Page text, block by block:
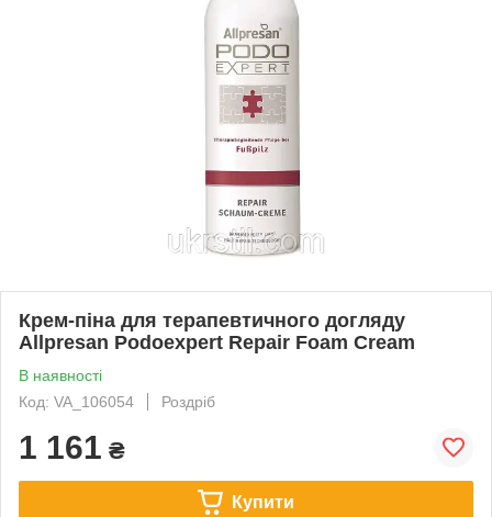
Крем-піна для терапевтичного догляду
Allpresan Podoexpert Repair Foam Cream
В наявності
Код: VA_106054
Роздріб
1 161 ₴
Купити